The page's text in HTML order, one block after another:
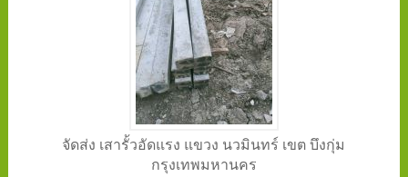
จัดส่ง เสารั้วอัดแรง แขวง นวมินทร์ เขต บึงกุ่ม
กรุงเทพมหานคร